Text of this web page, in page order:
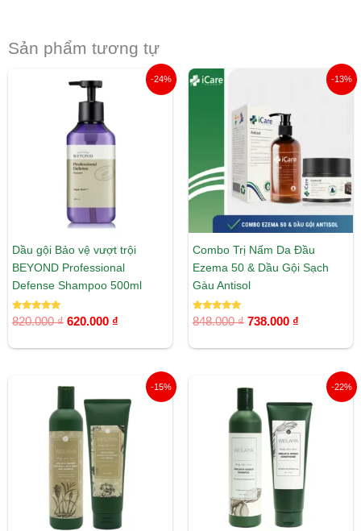
Sản phẩm tương tự
-24%
Dầu gội Bảo vệ vượt trội
BEYOND Professional
Defense Shampoo 500ml
Được xếp
hạng
820.000₫
gốc
là:
820.000 ₫.
620.000 ₫
-13%
Combo Trị Nấm Da Đầu
Ezema 50 & Dầu Gội Sạch
Gàu Antisol
Được xếp
hạng
848.000₫
là:
848.000 ₫.
738.000 ₫
-15%
gốc
là:
685.000 ₫.
hiện
tại
là:
580.000 ₫.
-22%
gốc
là:
685.000 ₫.
tại
là:
536.000 ₫.